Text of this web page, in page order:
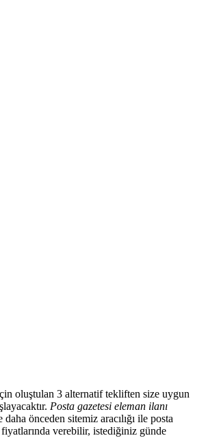
oluştulan 3 alternatif tekliften size uygun
Posta gazetesi eleman ilanı
önceden sitemiz aracılığı ile posta
fiyatlarında verebilir, istediğiniz günde